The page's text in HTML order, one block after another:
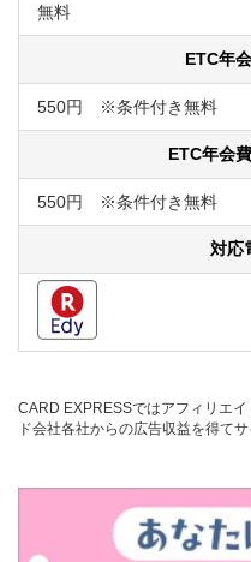
無料
ETC年
550円 ※条件付き無料
ETC年会
550円 ※条件付き無料
対応
CARD EXPRESSではアフィリエ
ド会社各社からの広告収益を得て